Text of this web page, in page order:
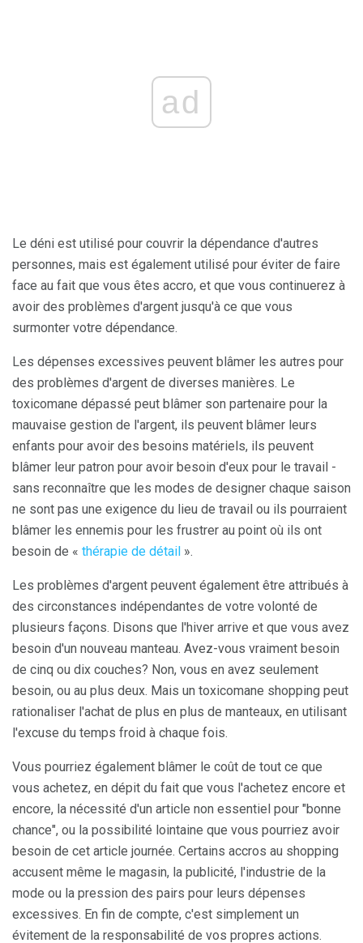
ad
Le déni est utilisé pour couvrir la dépendance d'autres
personnes, mais est également utilisé pour éviter de faire
face au fait que vous êtes accro, et que vous continuerez à
avoir des problèmes d'argent jusqu'à ce que vous
surmonter votre dépendance.
Les dépenses excessives peuvent blâmer les autres pour
des problèmes d'argent de diverses manières. Le
toxicomane dépassé peut blâmer son partenaire pour la
mauvaise gestion de l'argent, ils peuvent blâmer leurs
enfants pour avoir des besoins matériels, ils peuvent
blâmer leur patron pour avoir besoin d'eux pour le travail -
sans reconnaître que les modes de designer chaque saison
ne sont pas une exigence du lieu de travail ou ils pourraient
blâmer les ennemis pour les frustrer au point où ils ont
besoin de « thérapie de détail ».
Les problèmes d'argent peuvent également être attribués à
des circonstances indépendantes de votre volonté de
plusieurs façons. Disons que l'hiver arrive et que vous avez
besoin d'un nouveau manteau. Avez-vous vraiment besoin
de cinq ou dix couches? Non, vous en avez seulement
besoin, ou au plus deux. Mais un toxicomane shopping peut
rationaliser l'achat de plus en plus de manteaux, en utilisant
l'excuse du temps froid à chaque fois.
Vous pourriez également blâmer le coût de tout ce que
vous achetez, en dépit du fait que vous l'achetez encore et
encore, la nécessité d'un article non essentiel pour "bonne
chance", ou la possibilité lointaine que vous pourriez avoir
besoin de cet article journée. Certains accros au shopping
accusent même le magasin, la publicité, l'industrie de la
mode ou la pression des pairs pour leurs dépenses
excessives. En fin de compte, c'est simplement un
évitement de la responsabilité de vos propres actions.